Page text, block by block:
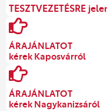
TESZTVEZETÉSRE
ÁRAJÁNLATOT
kérek Kaposvárról
ÁRAJÁNLATOT
kérek Nagykanizsáról